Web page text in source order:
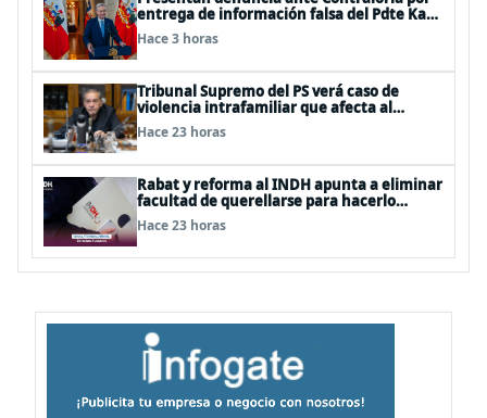
entrega de información falsa del Pdte Kast
en cadena nacional
Hace 3 horas
Tribunal Supremo del PS verá caso de
violencia intrafamiliar que afecta al
senador Fidel Espinoza
Hace 23 horas
Rabat y reforma al INDH apunta a eliminar
facultad de querellarse para hacerlo
“consultivo”
Hace 23 horas